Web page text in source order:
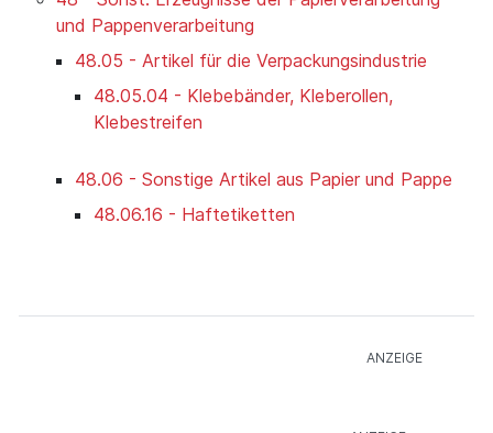
und Pappenverarbeitung
48.05 - Artikel für die Verpackungsindustrie
48.05.04 - Klebebänder, Kleberollen,
Klebestreifen
48.06 - Sonstige Artikel aus Papier und Pappe
48.06.16 - Haftetiketten